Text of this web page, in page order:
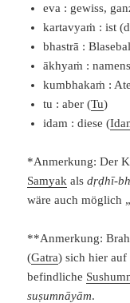
eva : gewiss,
kartavyaṁ : ist
bhastrā :
ākhyaṁ :
kumbhakaṁ :
tu : aber (Tu)
idam : diese (
*Anmerkung: Der
Samyak alsdṛḍhī-
wäre auch möglich
**Anmerkung:
(Gatra) sich hier
befindliche
suṣumnāyām.